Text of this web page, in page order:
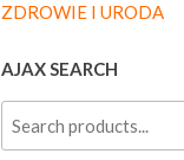
ZDROWIE I URODA
AJAX SEARCH